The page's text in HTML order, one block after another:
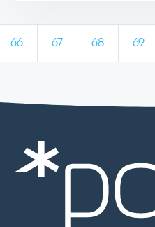
66 67 68 69